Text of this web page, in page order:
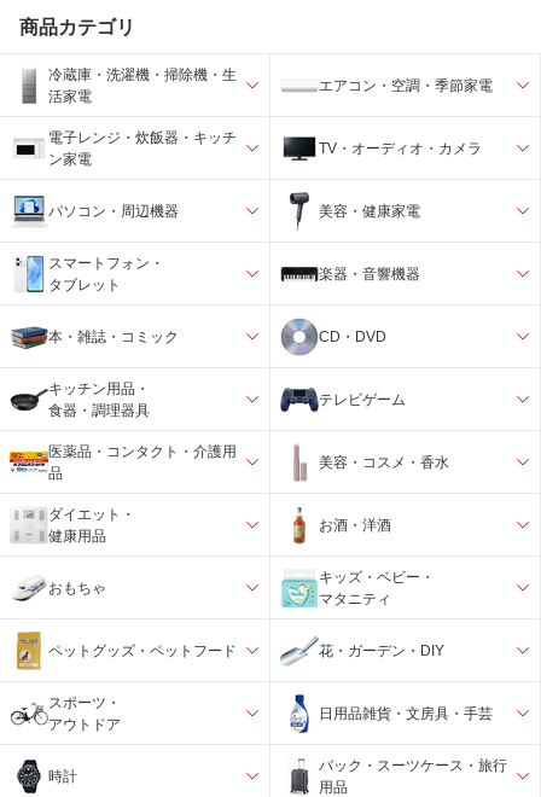
商品カテゴリ
冷蔵庫・洗濯機・掃除機・生
活家電
エアコン・空調・季節家電
電子レンジ・炊飯器・キッチ
ン家電
TV・オーディオ・カメラ
パソコン・周辺機器 美容・健康家電
スマートフォン・
タブレット
楽器・音響機器
本・雑誌・コミック CD・DVD
キッチン用品・
食器・調理器具
テレビゲーム
医薬品・コンタクト・介護用
品
美容・コスメ・香水
ダイエット・
健康用品
お酒・洋酒
おもちゃ
キッズ・ベビー・
マタニティ
ペットグッズ・ペットフード 花・ガーデン・DIY
スポーツ・
アウトドア
日用品雑貨・文房具・手芸
時計
バック・スーツケース・旅行
用品